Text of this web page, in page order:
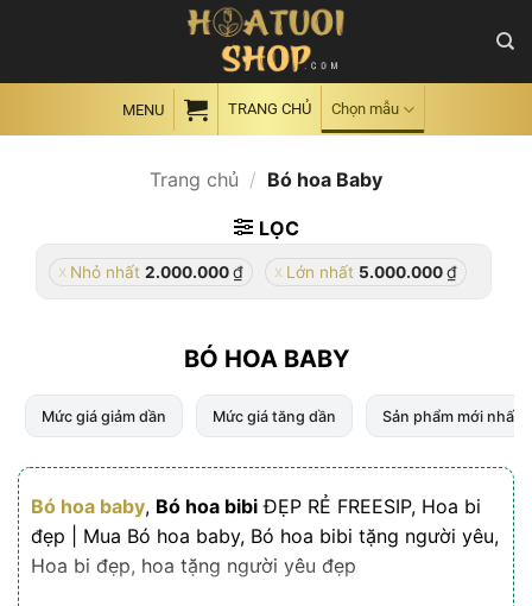
MENU TRANG CHỦ Chọn mẫu
Trang chủ / Bó hoa Baby
LỌC
Nhỏ nhất 2.000.000₫ Lớn nhất 5.000.000₫
BÓ HOA BABY
Mức giá giảm dần Mức giá tăng dần Sản phẩm mới nhất
Bó hoa baby, Bó hoa bibi ĐẸP RẺ FREESIP, Hoa bi
đẹp | Mua Bó hoa baby, Bó hoa bibi tặng người yêu,
Hoa bi đẹp, hoa tặng người yêu đẹp